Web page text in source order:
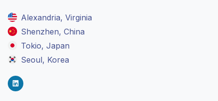
Alexandria, Virginia
Shenzhen, China
Tokio, Japan
Seoul, Korea